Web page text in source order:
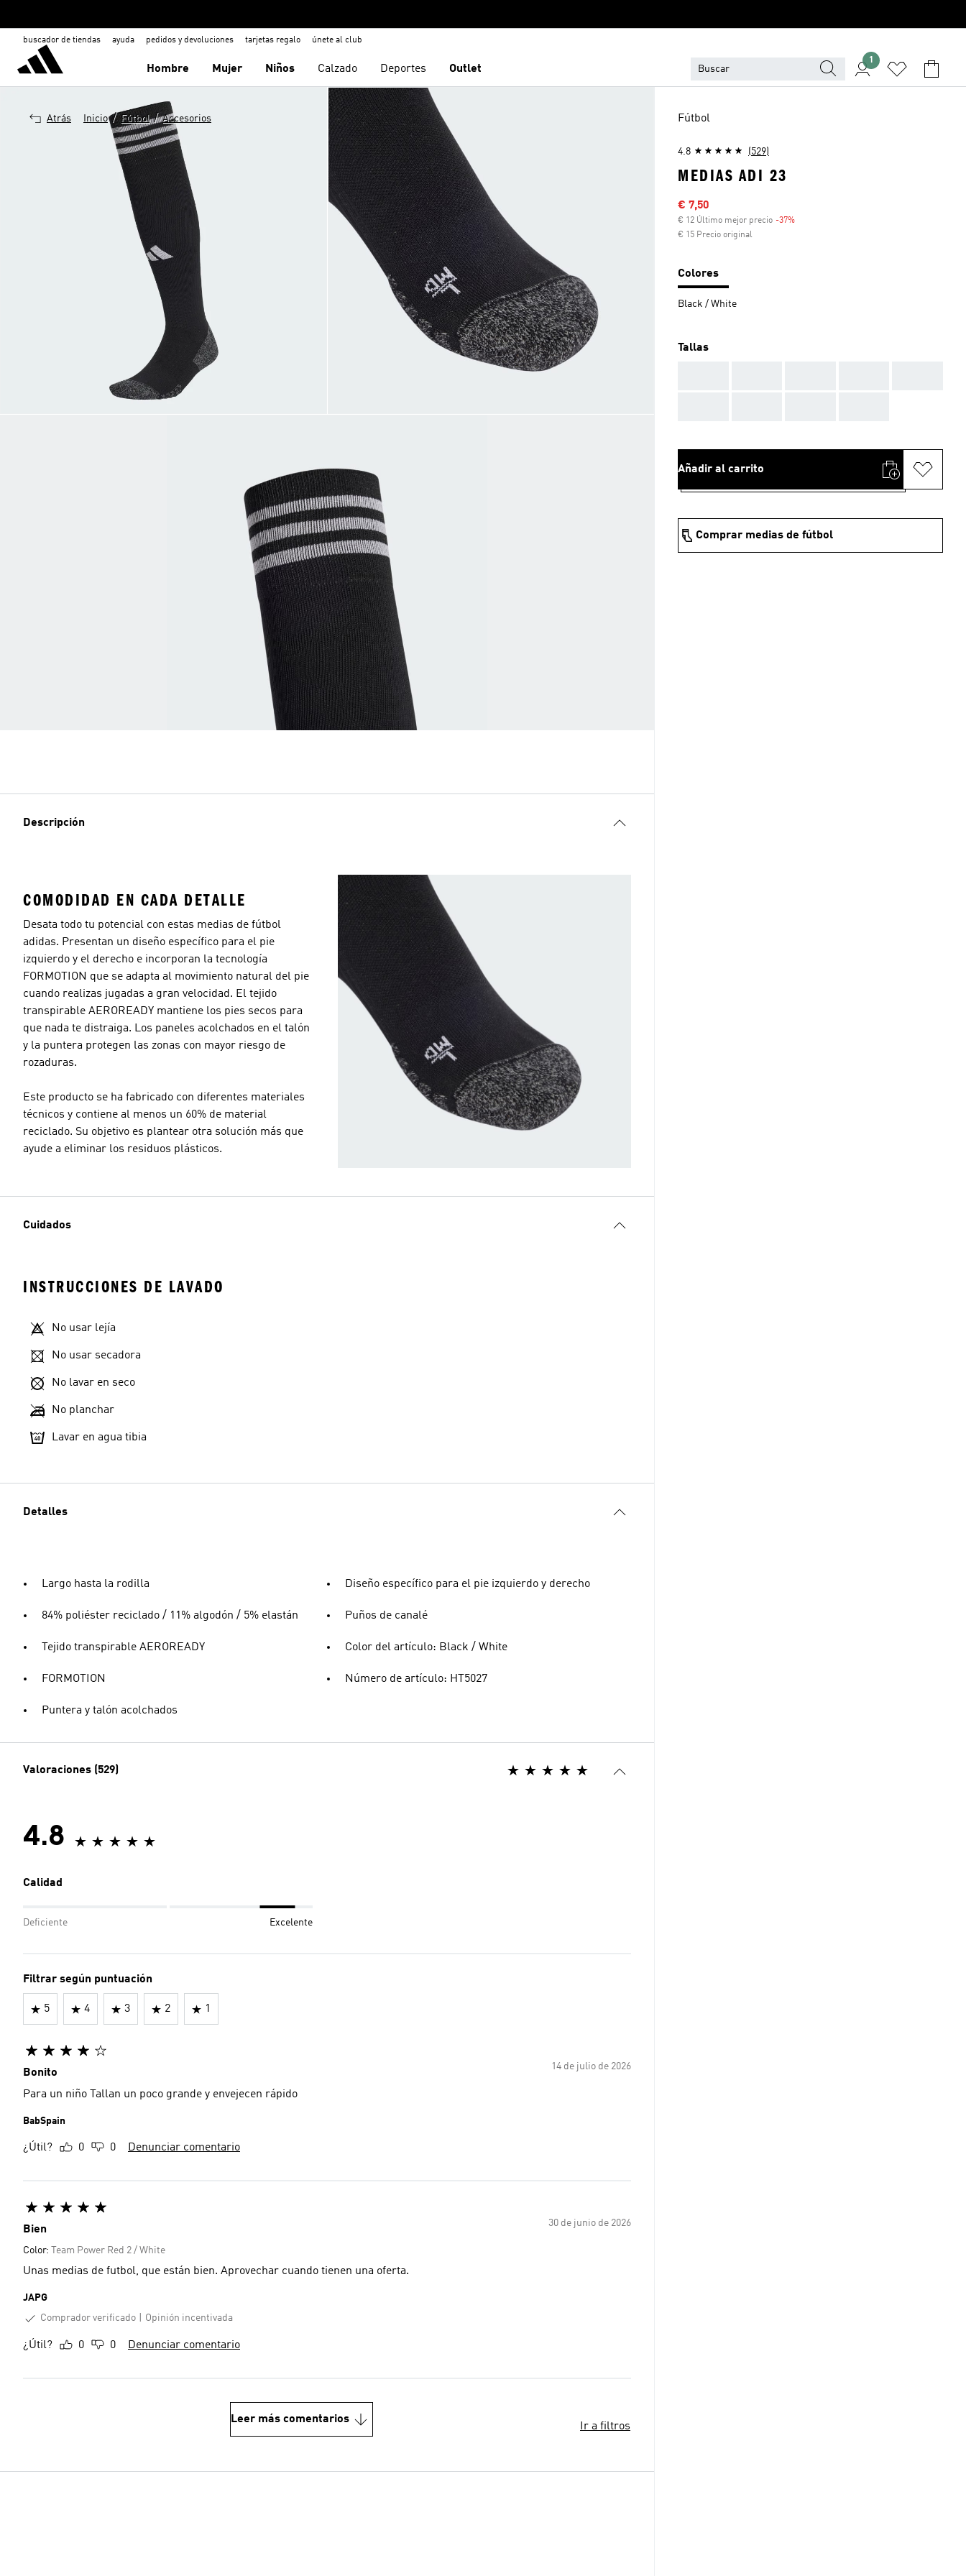
buscador de tiendas ayuda pedidos y devoluciones tarjetas regalo únete al club
Hombre Mujer Niños Calzado Deportes Outlet
1
Atrás Inicio / Fútbol / Accesorios
Descripción
COMODIDAD EN CADA DETALLE
Desata todo tu potencial con estas medias de fútbol
adidas. Presentan un diseño específico para el pie
izquierdo y el derecho e incorporan la tecnología
FORMOTION que se adapta al movimiento natural del pie
cuando realizas jugadas a gran velocidad. El tejido
transpirable AEROREADY mantiene los pies secos para
que nada te distraiga. Los paneles acolchados en el talón
y la puntera protegen las zonas con mayor riesgo de
rozaduras.
Este producto se ha fabricado con diferentes materiales
técnicos y contiene al menos un 60% de material
reciclado. Su objetivo es plantear otra solución más que
ayude a eliminar los residuos plásticos.
Cuidados
INSTRUCCIONES DE LAVADO
No usar lejía
No usar secadora
No lavar en seco
No planchar
Lavar en agua tibia
Detalles
Largo hasta la rodilla
84% poliéster reciclado / 11% algodón / 5% elastán
Tejido transpirable AEROREADY
FORMOTION
Puntera y talón acolchados
Diseño específico para el pie izquierdo y derecho
Puños de canalé
Color del artículo: Black / White
Número de artículo: HT5027
Valoraciones (529)
4.8
Calidad
Deficiente Excelente
Filtrar según puntuación
5 4 3 2 1
14 de julio de 2026
Bonito
Para un niño Tallan un poco grande y envejecen rápido
BabSpain
¿Útil? 0 0 Denunciar comentario
30 de junio de 2026
Bien
Color: Team Power Red 2 / White
Unas medias de futbol, que están bien. Aprovechar cuando tienen una oferta.
JAPG
Comprador verificado
Opinión incentivada
¿Útil? 0 0 Denunciar comentario
Leer más comentarios
Ir a filtros
Fútbol
4.8 (529)
MEDIAS ADI 23
Precio rebajado
€ 7,50
€ 12 Último mejor precio -37%
€ 15 Precio original
Colores
Black / White
Tallas
Añadir al carrito
Comprar medias de fútbol